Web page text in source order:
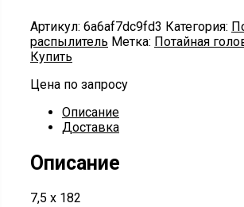
Артикул: 6a6af7dc9fd3 Категория:
распылитель Метка: Потайная
Купить
Цена по запросу
Описание
Доставка
Описание
7,5 х 182